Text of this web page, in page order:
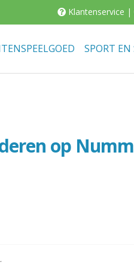
Klantenservice |
SPORT EN
op